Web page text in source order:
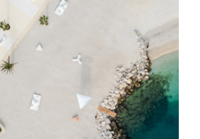
mehr erfahren